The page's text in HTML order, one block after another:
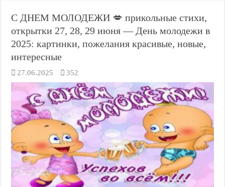
С ДНЕМ МОЛОДЕЖИ 💋 прикольные стихи,
открытки 27, 28, 29 июня — День молодежи в
2025: картинки, пожелания красивые, новые,
интересные
27.06.2025 352